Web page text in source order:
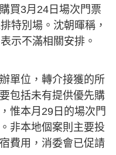
買3月24日場次門票
特別場。沈朝暉稱，
示不滿相關安排。
單位，轉介接獲的所
包括未有提供優先購
惟本月29日的場次門
非本地個案則主要投
費用，消委會已促請